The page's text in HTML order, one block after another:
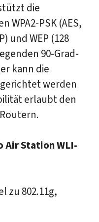
die
WPA2-PSK (AES,
und WEP (128
90-Grad-
kann die
werden
erlaubt den
Air Station WLI-
zu 802.11g,